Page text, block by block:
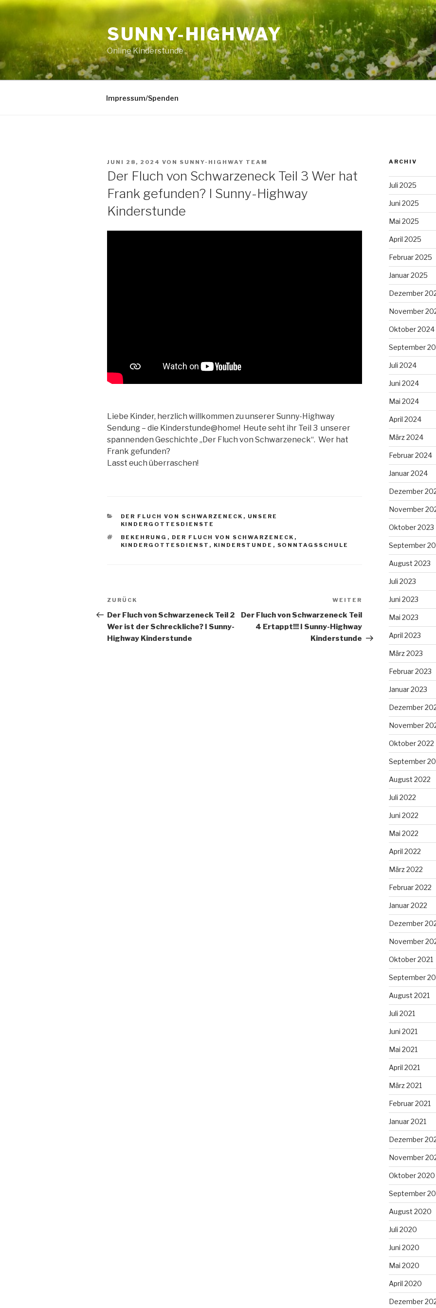
Zum
SUNNY-HIGHWAY
Online Kinderstunde
Impressum/Spenden
VERÖFFENTLICHT
JUNI 28, 2024 VON SUNNY-HIGHWAY TEAM
Der Fluch von Schwarzeneck Teil 3 Wer hat
Frank gefunden? I Sunny-Highway
Kinderstunde
Liebe Kinder, herzlich willkommen zu unserer Sunny-Highway
Sendung – die Kinderstunde@home! Heute seht ihr Teil 3 unserer
spannenden Geschichte „Der Fluch von Schwarzeneck“. Wer hat
Frank gefunden?
Lasst euch überraschen!
KATEGORIEN
DER FLUCH VON SCHWARZENECK , UNSERE
KINDERGOTTESDIENSTE
SCHLAGWÖRTER
BEKEHRUNG , DER FLUCH VON SCHWARZENECK ,
KINDERGOTTESDIENST , KINDERSTUNDE , SONNTAGSSCHULE
Beitragsnavigation
Vorheriger
Beitrag
ZURÜCK
Der Fluch von Schwarzeneck Teil 2
Wer ist der Schreckliche? I Sunny-
Highway Kinderstunde
Nächster
Beitrag
WEITER
Der Fluch von Schwarzeneck Teil
4 Ertappt!!! I Sunny-Highway
Kinderstunde
ARCHIV
Juli 2025
Juni 2025
Mai 2025
April 2025
Februar 2025
Januar 2025
Dezember
November
Oktober 2024
September
Juli 2024
Juni 2024
Mai 2024
April 2024
März 2024
Februar 2024
Januar 2024
Dezember
November
Oktober 2023
September
August 2023
Juli 2023
Juni 2023
Mai 2023
April 2023
März 2023
Februar 2023
Januar 2023
Dezember
November
Oktober 2022
September
August 2022
Juli 2022
Juni 2022
Mai 2022
April 2022
März 2022
Februar 2022
Januar 2022
Dezember
November
Oktober 2021
September
August 2021
Juli 2021
Juni 2021
Mai 2021
April 2021
März 2021
Februar 2021
Januar 2021
Dezember
November
Oktober 2020
September
August 2020
Juli 2020
Juni 2020
Mai 2020
April 2020
Dezember